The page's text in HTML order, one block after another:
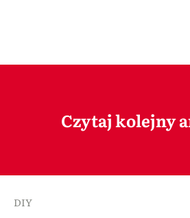
Czytaj kolejny
DIY